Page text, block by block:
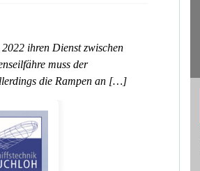
ihren Dienst zwischen
muss der
die Rampen an […]